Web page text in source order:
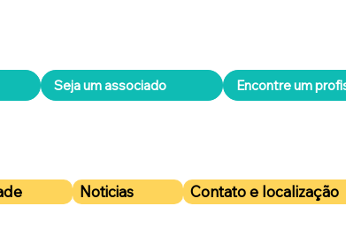
Noticias Contato e localização
Seja um associado Encontre um